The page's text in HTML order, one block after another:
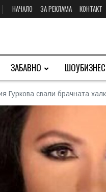
НАЧАЛО ЗА РЕКЛАМА КОНТАКТ
ЗАБАВНО ШОУБИЗНЕС
Гуркова свали брачната